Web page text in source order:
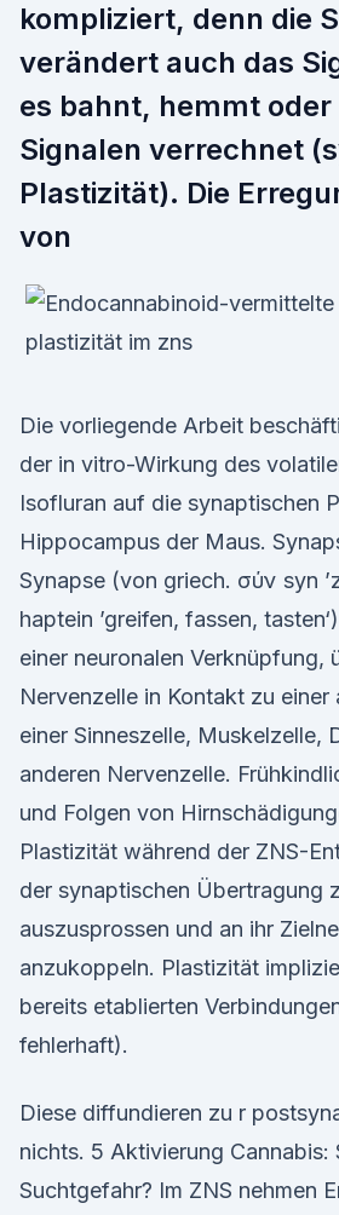
kompliziert, denn die
verändert auch das
es bahnt, hemmt oder
Signalen verrechnet
Plastizität). Die
von
Die vorliegende Arbeit
der in vitro-Wirkung des
Isofluran auf die synaptischen
Hippocampus der Maus.
Synapse (von griech. σύν syn
haptein ’greifen, fassen,
einer neuronalen Verknüpfung,
Nervenzelle in Kontakt zu einer
einer Sinneszelle, Muskelzelle,
anderen Nervenzelle.
und Folgen von
Plastizität während der ZNS-
der synaptischen Übertragung
auszusprossen und an ihr
anzukoppeln. Plastizität
bereits etablierten
fehlerhaft).
Diese diffundieren zu r
nichts. 5 Aktivierung Cannabis:
Suchtgefahr? Im ZNS nehmen